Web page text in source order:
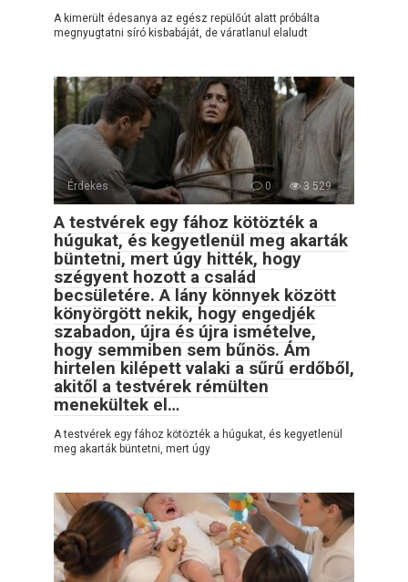
A kimerült édesanya az egész repülőút alatt próbálta
megnyugtatni síró kisbabáját, de váratlanul elaludt
Érdekes 0 3 529
A testvérek egy fához kötözték a
húgukat, és kegyetlenül meg akarták
büntetni, mert úgy hitték, hogy
szégyent hozott a család
becsületére. A lány könnyek között
könyörgött nekik, hogy engedjék
szabadon, újra és újra ismételve,
hogy semmiben sem bűnös. Ám
hirtelen kilépett valaki a sűrű erdőből,
akitől a testvérek rémülten
menekültek el…
A testvérek egy fához kötözték a húgukat, és kegyetlenül
meg akarták büntetni, mert úgy